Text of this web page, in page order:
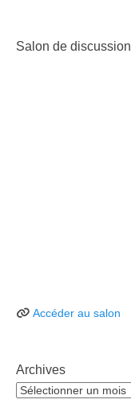
Salon de discussion
Accéder au salon
Archives
Archives